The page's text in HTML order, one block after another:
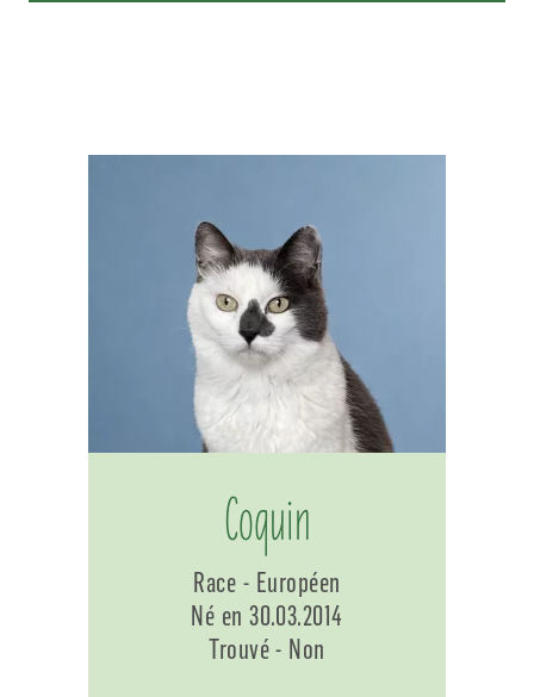
Coquin
Race - Européen
Né en 30.03.2014
Trouvé - Non